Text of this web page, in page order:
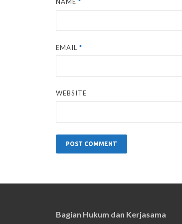
EMAIL*
WEBSITE
Bagian Hukum dan Kerjasama